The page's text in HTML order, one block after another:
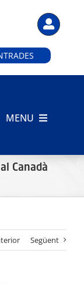
MENU
Canadà
Següent